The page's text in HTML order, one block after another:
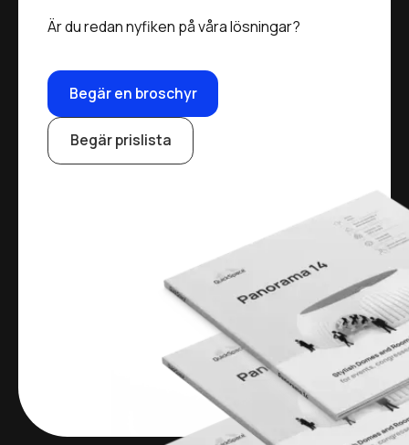
Är du redan nyfiken på våra lösningar?
Begär en broschyr
Begär prislista